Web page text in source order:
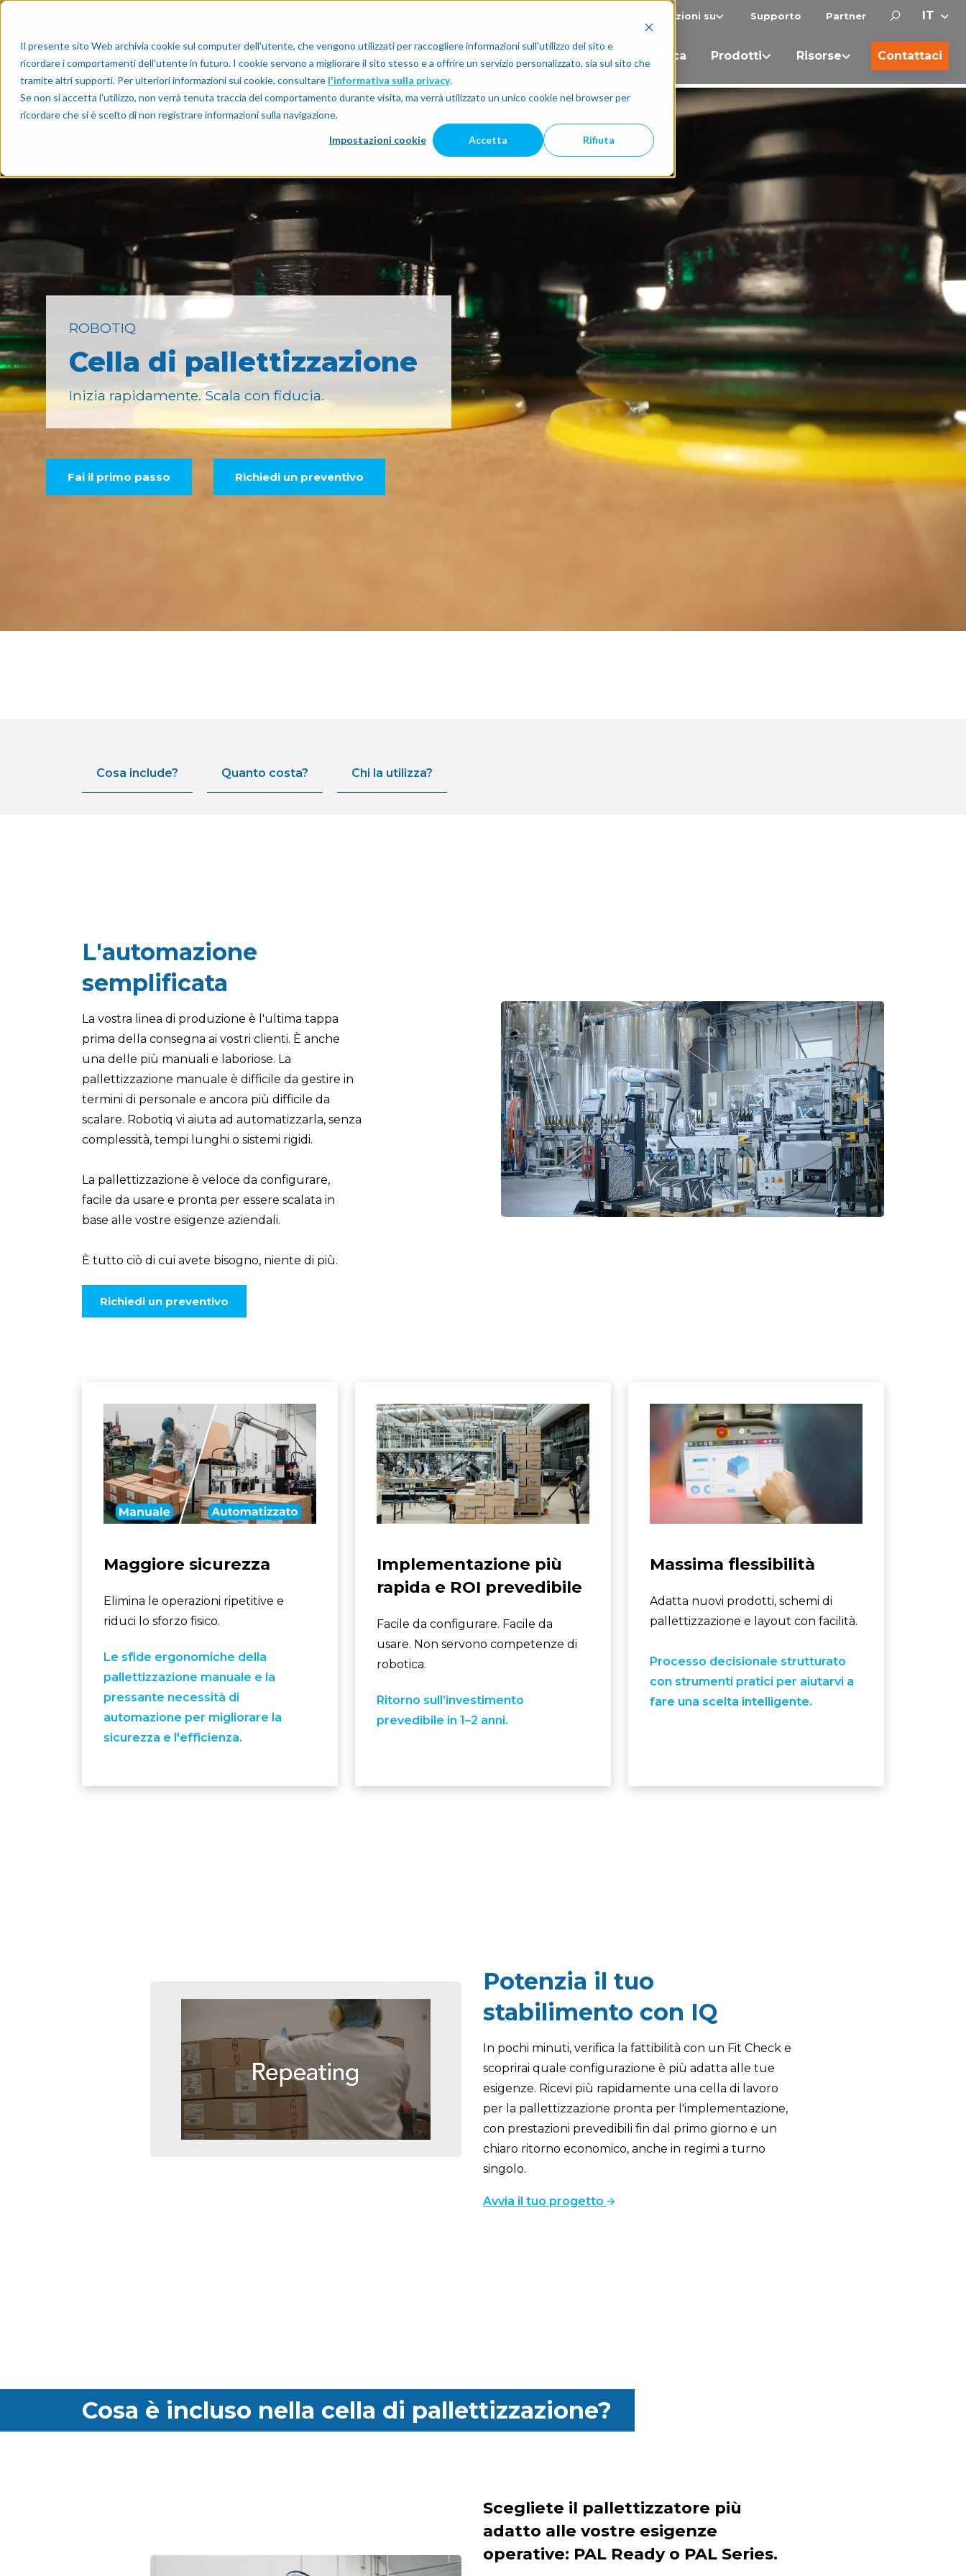
Il presente sito Web archivia cookie sul computer dell'utente, che vengono utilizzati per raccogliere informazioni sull'utilizzo del sito e
ricordare i comportamenti dell'utente in futuro. I cookie servono a migliorare il sito stesso e a offrire un servizio personalizzato, sia sul sito che
tramite altri supporti. Per ulteriori informazioni sui cookie, consultare l'informativa sulla privacy.
Se non si accetta l'utilizzo, non verrà tenuta traccia del comportamento durante visita, ma verrà utilizzato un unico cookie nel browser per
ricordare che si è scelto di non registrare informazioni sulla navigazione.
Impostazioni cookie Accetta Rifiuta
Informazioni su Supporto Partner
Perché l'automazione Automazione dell’integrazione AI fisica Prodotti Risorse Contattaci
ROBOTIQ
Cella di pallettizzazione
Inizia rapidamente. Scala con fiducia.
Fai il primo passo Richiedi un preventivo
Cosa include? Quanto costa? Chi la utilizza?
L'automazione
semplificata
La vostra linea di produzione è l'ultima tappa
prima della consegna ai vostri clienti. È anche
una delle più manuali e laboriose. La
pallettizzazione manuale è difficile da gestire in
termini di personale e ancora più difficile da
scalare. Robotiq vi aiuta ad automatizzarla, senza
complessità, tempi lunghi o sistemi rigidi.
La pallettizzazione è veloce da configurare,
facile da usare e pronta per essere scalata in
base alle vostre esigenze aziendali.
È tutto ciò di cui avete bisogno, niente di più.
Richiedi un preventivo
Maggiore sicurezza
Elimina le operazioni ripetitive e
riduci lo sforzo fisico.
Le sfide ergonomiche della
pallettizzazione manuale e la
pressante necessità di
automazione per migliorare la
sicurezza e l'efficienza.
Implementazione più
rapida e ROI prevedibile
Facile da configurare. Facile da
usare. Non servono competenze di
robotica.
Ritorno sull’investimento
prevedibile in 1–2 anni.
Massima flessibilità
Adatta nuovi prodotti, schemi di
pallettizzazione e layout con facilità.
Processo decisionale strutturato
con strumenti pratici per aiutarvi a
fare una scelta intelligente.
Potenzia il tuo
stabilimento con IQ
In pochi minuti, verifica la fattibilità con un Fit Check e
scoprirai quale configurazione è più adatta alle tue
esigenze. Ricevi più rapidamente una cella di lavoro
per la pallettizzazione pronta per l'implementazione,
con prestazioni prevedibili fin dal primo giorno e un
chiaro ritorno economico, anche in regimi a turno
singolo.
Avvia il tuo progetto
Cosa è incluso nella cella di pallettizzazione?
Scegliete il pallettizzatore più
adatto alle vostre esigenze
operative: PAL Ready o PAL Series.